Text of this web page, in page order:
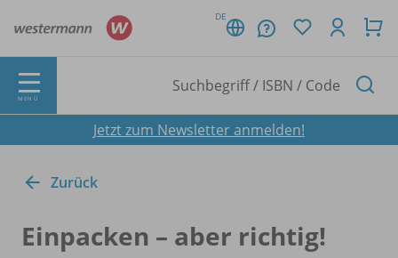
DE
MENÜ
Jetzt zum Newsletter anmelden!
Zurück
Einpacken – aber richtig!